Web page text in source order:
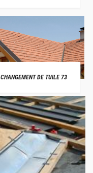
CHANGEMENT DE TUILE 73